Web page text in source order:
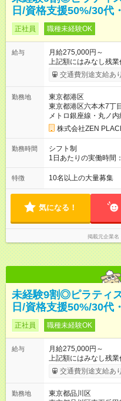
日/資格支援50%/30代
正社員 職種未経験OK
給与
月給275,000円～
上記額にはみなし残
ます。 みなし残業代
上記額にはみなし残
900円含む)※試用期間
<年収例> ■理学療法士（
前半 年収：約5，756
考：PT資格を活かし、
出身 入社年数：5年
月＋賞与） 備考：翻
を含む ■研修担当＋リーダー職 入社年数：15年目 年収：約11，
コース開発の担当として貢献手当
あり 試用期間の長さ
です。
交通費別途支給あり
勤務地
東京都港区
東京都港区六本木7丁
メトロ銀座線・丸ノ
線「六本木駅」2番出
線「麻布十番駅」7番
駅」東口(芝浦口)徒歩
A3出口前エレベータ
ウェイ駅」徒歩6分＊
株式会社ZEN
勤務時間
シフト制
1日あたりの実働時間
の勤務時間は40時間
特徴 10名以上の大量募集
気になる！
掲載元企業名
未経験9割◎ピラティ
日/資格支援50%/30代
正社員 職種未経験OK
給与
月給275,000円～
上記額にはみなし残
ます。 みなし残業代
上記額にはみなし残
900円含む)※試用期間
交通費別途支給あり
勤務地
東京都品川区